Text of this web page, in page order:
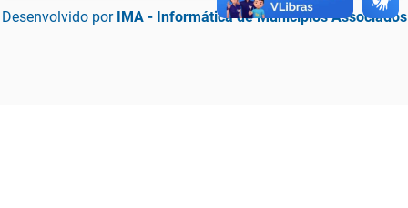
Desenvolvido por IMA - Informática de Municípios Associados